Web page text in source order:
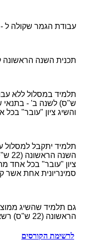
עבודת הגמר שקולה ל - 4 ש"ס לצורך חישוב שכר הלימוד.
תכנית השנה הראשונה
והשיג ציון "עובר"
תלמיד יתקבל למסלול
ציון "עובר" בכל אחד
סמינריונית אחת אשר קיבלה
הראשונה (22 ש"ס) רשאי לבחור במסלול עם בחינת גמר.
לרשימת הקורסים